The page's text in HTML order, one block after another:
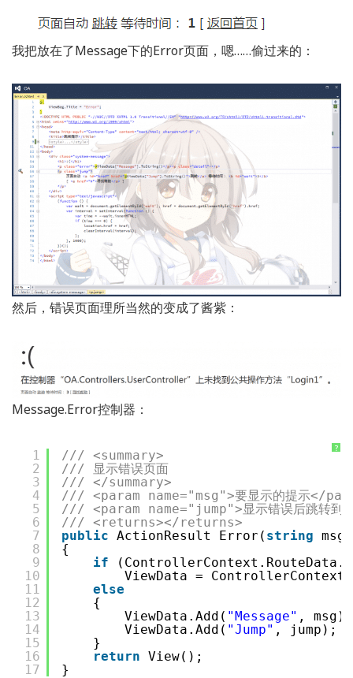
我把放在了Message下的Error页面，嗯……偷过来的：
然后，错误页面理所当然的变成了酱紫：
Message.Error控制器：
?
1
2
3
4
5
6
7
8
9
10
11
12
13
14
15
16
17
/// <summary>
/// 显示错误页面
/// </summary>
/// <param name="msg">要显示的提示</
/// <param name="jump">显示错误后跳转到
/// <returns></returns>
public ActionResult Error( string
{
if
ViewData =
else
{
ViewData.Add( "Message" , msg);
ViewData.Add( "Jump" , jump);
}
return View();
}